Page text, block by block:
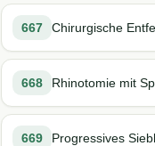
667 Chirurgische
668 Rhinotomie mit
669 Progressives